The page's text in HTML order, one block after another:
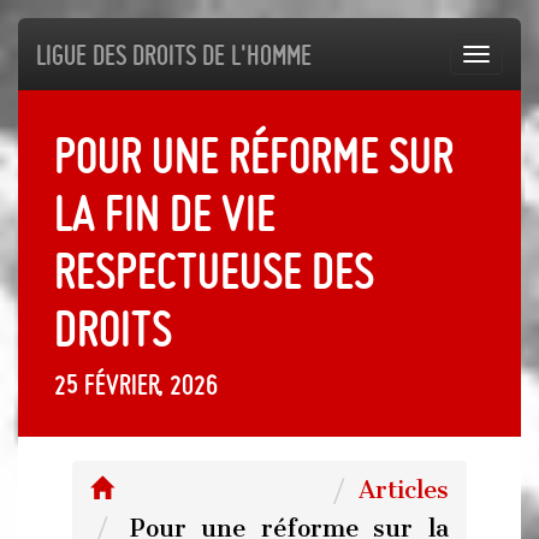
Ligue des droits de l'Homme
Pour une réforme sur
la fin de vie
respectueuse des
droits
25 février, 2026
Articles
Pour une réforme sur la